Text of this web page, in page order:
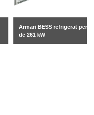
BESS refrigerat per líquid
kW